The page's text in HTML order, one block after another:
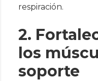
respiración.
2.
los
soporte